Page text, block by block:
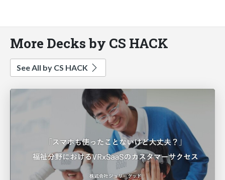
More Decks by CS HACK
See All by CS HACK